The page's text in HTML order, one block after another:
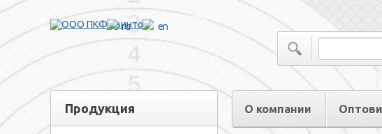
ru en
Продукция О компании